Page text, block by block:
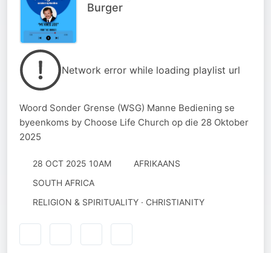
Burger
Network error while loading playlist url
Woord Sonder Grense (WSG) Manne Bediening se
byeenkoms by Choose Life Church op die 28 Oktober
2025
28 OCT 2025 10AM
AFRIKAANS
SOUTH AFRICA
RELIGION & SPIRITUALITY · CHRISTIANITY